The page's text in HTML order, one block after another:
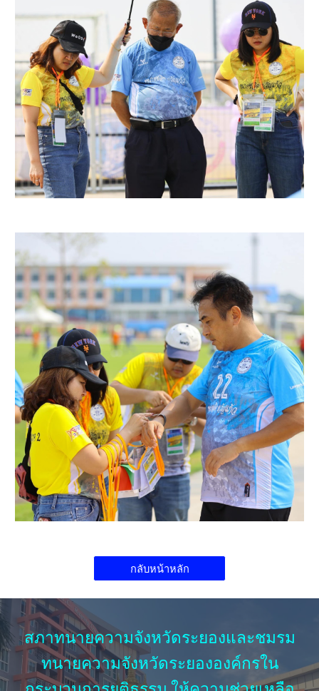
กลับหน้าหลัก
สภาทนายความจังหวัดระยองและชมรม
ทนายความจังหวัดระยององค์กรใน